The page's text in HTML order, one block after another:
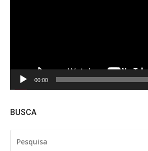
00:00
BUSCA
POR: